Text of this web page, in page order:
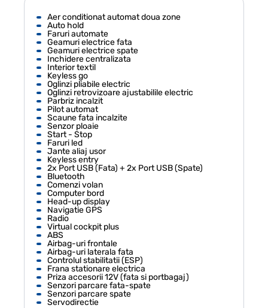
Aer conditionat automat doua zone
Auto hold
Faruri automate
Geamuri electrice fata
Geamuri electrice spate
Inchidere centralizata
Interior textil
Keyless go
Oglinzi pliabile electric
Oglinzi retrovizoare ajustabilile electric
Parbriz incalzit
Pilot automat
Scaune fata incalzite
Senzor ploaie
Start - Stop
Faruri led
Jante aliaj usor
Keyless entry
2x Port USB (Fata) + 2x Port USB (Spate)
Bluetooth
Comenzi volan
Computer bord
Head-up display
Navigatie GPS
Radio
Virtual cockpit plus
ABS
Airbag-uri frontale
Airbag-uri laterala fata
Controlul stabilitatii (ESP)
Frana stationare electrica
Priza accesorii 12V (fata si portbagaj)
Senzori parcare fata-spate
Senzori parcare spate
Servodirectie